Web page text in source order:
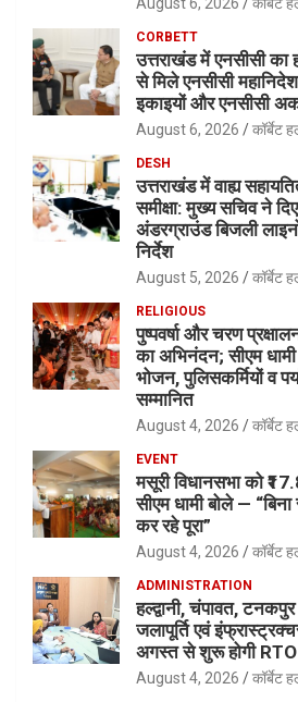
CORBETT
उत्तराखंड में एनसीसी का
से मिले एनसीसी
इकाइयों और एनसीसी
August 6, 2026 कॉर्बेट
DESH
उत्तराखंड में वाह्य
समीक्षा: मुख्य सचिव ने
अंडरग्राउंड बिजली
निर्देश
August 5, 2026 कॉर्बेट
RELIGIOUS
पुष्पवर्षा और चरण
का अभिनंदन; सीएम धामी
भोजन, पुलिसकर्मियों व
सम्मानित
August 4, 2026 कॉर्बेट
EVENT
मसूरी विधानसभा को
सीएम धामी बोले —
कर रहे पूरा”
August 4, 2026 कॉर्बेट
ADMINISTRATION
हल्द्वानी, चंपावत,
जलापूर्ति एवं
अगस्त से शुरू होगी RTO
August 4, 2026 कॉर्बेट